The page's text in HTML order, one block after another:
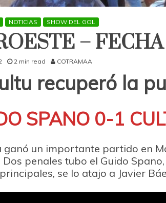
NOTICIAS SHOW DEL GOL
–
2 min read COTRAMAA
recuperó la
SPANO 0-1
ganó un importante partido en
Dos penales tubo el Guido
se lo atajo a Javier